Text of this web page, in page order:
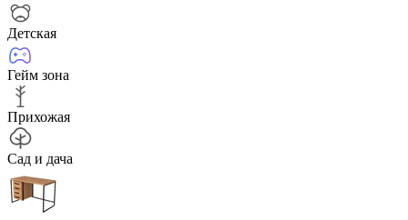
Детская
Гейм зона
Прихожая
Сад и дача